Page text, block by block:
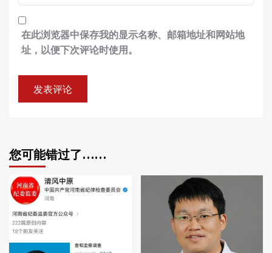
在此浏览器中保存我的显示名称、邮箱地址和网站地
址，以便下次评论时使用。
您可能错过了……